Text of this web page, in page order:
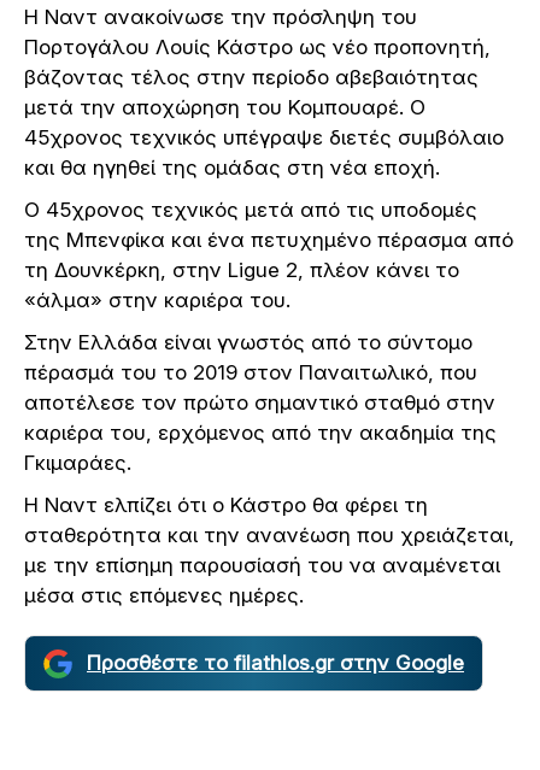
Η Ναντ ανακοίνωσε την πρόσληψη του
Πορτογάλου Λουίς Κάστρο ως νέο προπονητή,
βάζοντας τέλος στην περίοδο αβεβαιότητας
μετά την αποχώρηση του Κομπουαρέ. Ο
45χρονος τεχνικός υπέγραψε διετές συμβόλαιο
και θα ηγηθεί της ομάδας στη νέα εποχή.
Ο 45χρονος τεχνικός μετά από τις υποδομές
της Μπενφίκα και ένα πετυχημένο πέρασμα από
τη Δουνκέρκη, στην Ligue 2, πλέον κάνει το
«άλμα» στην καριέρα του.
Στην Ελλάδα είναι γνωστός από το σύντομο
πέρασμά του το 2019 στον Παναιτωλικό, που
αποτέλεσε τον πρώτο σημαντικό σταθμό στην
καριέρα του, ερχόμενος από την ακαδημία της
Γκιμαράες.
Η Ναντ ελπίζει ότι ο Κάστρο θα φέρει τη
σταθερότητα και την ανανέωση που χρειάζεται,
με την επίσημη παρουσίασή του να αναμένεται
μέσα στις επόμενες ημέρες.
Προσθέστε το filathlos.gr στην Google